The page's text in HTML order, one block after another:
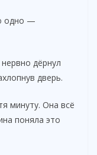
одно —
дёрнул
дверь.
минуту. Она всё
поняла это